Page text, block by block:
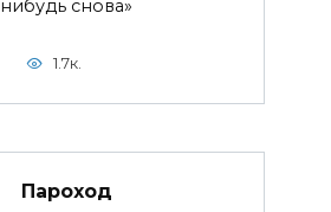
нибудь снова»
1.7к.
Пароход